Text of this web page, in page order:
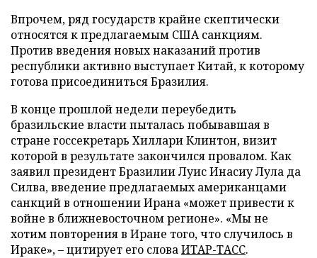
Впрочем, ряд государств крайне скептически
относятся к предлагаемым США санкциям.
Против введения новых наказаний против
республики активно выступает Китай, к которому
готова присоединиться Бразилия.
В конце прошлой недели переубедить
бразильские власти пыталась побывавшая в
стране госсекретарь Хиллари Клинтон, визит
которой в результате закончился провалом. Как
заявил президент Бразилии Луис Инасиу Лула да
Силва, введение предлагаемых американцами
санкций в отношении Ирана «может привести к
войне в ближневосточном регионе». «Мы не
хотим повторения в Иране того, что случилось в
Ираке», – цитирует его словаИТАР-ТАСС.